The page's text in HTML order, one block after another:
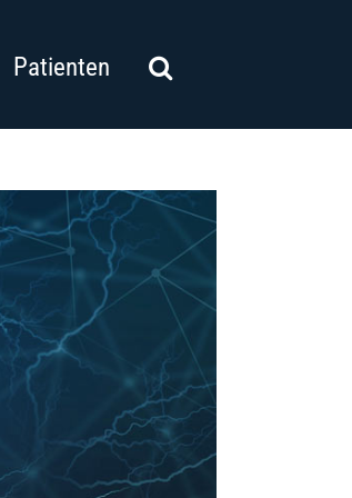
Patienten